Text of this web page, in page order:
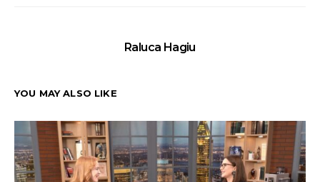
Raluca Hagiu
YOU MAY ALSO LIKE